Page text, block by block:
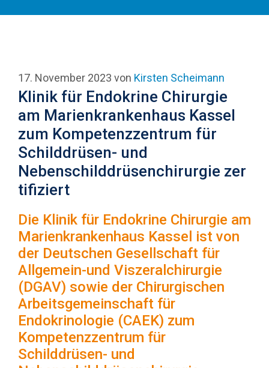
17. November 2023 von Kirsten Scheimann
Klinik für Endokrine Chirurgie
am Marienkrankenhaus Kassel
zum Kompetenzzentrum für
Schilddrüsen- und
Nebenschilddrüsenchirurgie zer
tifiziert
Die Klinik für Endokrine Chirurgie am
Marienkrankenhaus Kassel ist von
der Deutschen Gesellschaft für
Allgemein-und Viszeralchirurgie
(DGAV) sowie der Chirurgischen
Arbeitsgemeinschaft für
Endokrinologie (CAEK) zum
Kompetenzzentrum für
Schilddrüsen- und